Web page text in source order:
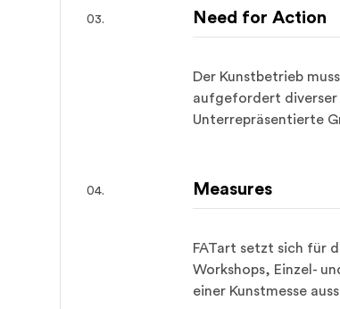
Need for Action
Der Kunstbetrieb
aufgefordert diverser
Unterrepräsentierte
Measures
FATart setzt sich für
Workshops, Einzel-
einer Kunstmesse